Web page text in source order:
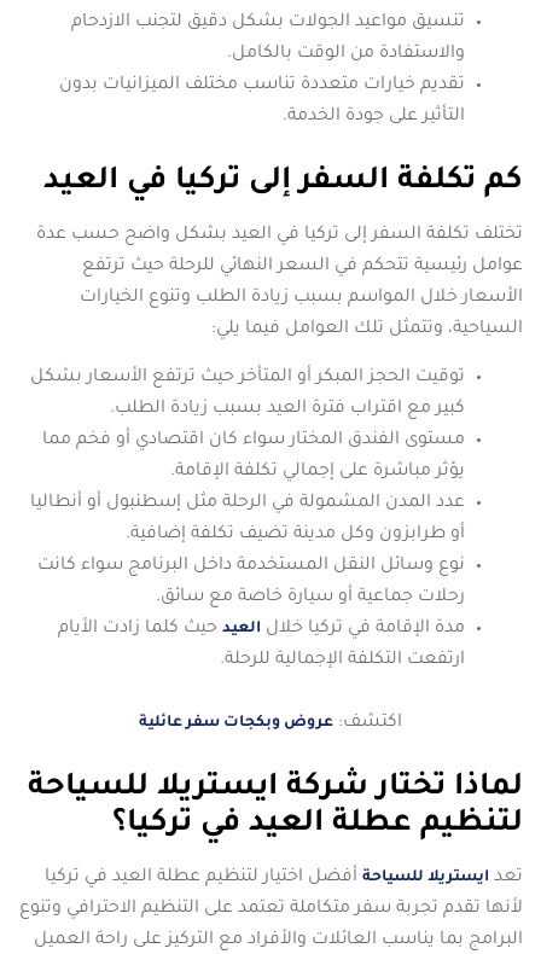
تنسيق مواعيد الجولات بشكل دقيق لتجنب الازدحام
والاستفادة من الوقت بالكامل.
تقديم خيارات متعددة تناسب مختلف الميزانيات بدون
التأثير على جودة الخدمة.
كم تكلفة السفر إلى تركيا في العيد
تختلف تكلفة السفر إلى تركيا في العيد بشكل واضح حسب عدة
عوامل رئيسية تتحكم في السعر النهائي للرحلة حيث ترتفع
الأسعار خلال المواسم بسبب زيادة الطلب وتنوع الخيارات
السياحية، وتتمثل تلك العوامل فيما يلي:
توقيت الحجز المبكر أو المتأخر حيث ترتفع الأسعار بشكل
كبير مع اقتراب فترة العيد بسبب زيادة الطلب.
مستوى الفندق المختار سواء كان اقتصادي أو فخم مما
يؤثر مباشرة على إجمالي تكلفة الإقامة.
عدد المدن المشمولة في الرحلة مثل إسطنبول أو أنطاليا
أو طرابزون وكل مدينة تضيف تكلفة إضافية.
نوع وسائل النقل المستخدمة داخل البرنامج سواء كانت
رحلات جماعية أو سيارة خاصة مع سائق.
مدة الإقامة في تركيا خلال العيد حيث كلما زادت الأيام
ارتفعت التكلفة الإجمالية للرحلة.
اكتشف: عروض وبكجات سفر عائلية
لماذا تختار شركة ايستريلا للسياحة
لتنظيم عطلة العيد في تركيا؟
تعد ايستريلا للسياحة أفضل اختيار لتنظيم عطلة العيد في تركيا
لأنها تقدم تجربة سفر متكاملة تعتمد على التنظيم الاحترافي وتنوع
البرامج بما يناسب العائلات والأفراد مع التركيز على راحة العميل